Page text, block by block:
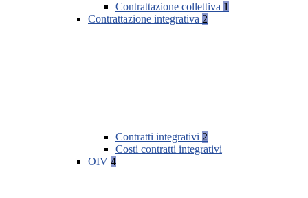
Contrattazione collettiva 1
Contrattazione integrativa 2
Contratti integrativi 2
Costi contratti integrativi
OIV 4